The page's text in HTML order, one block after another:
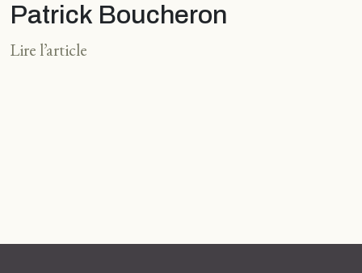
Patrick Boucheron
Lire l’article